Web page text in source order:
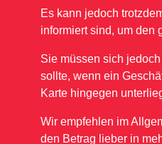
Es kann jedoch
informiert sind, um den
Sie müssen sich
sollte, wenn ein
Karte hingegen
Wir empfehlen im
den Betrag lieber in